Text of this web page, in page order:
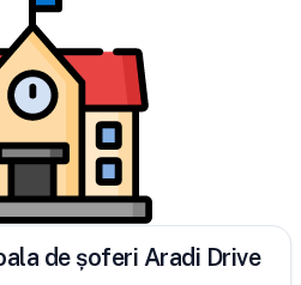
de șoferi Aradi Drive